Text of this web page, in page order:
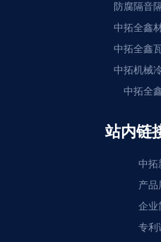
防腐隔音
中拓全鑫
中拓全鑫
中拓机械
中拓全
站内链
中拓
产品
企业
专利